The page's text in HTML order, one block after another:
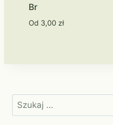
Br
Od 3,00 zł
Szukaj: